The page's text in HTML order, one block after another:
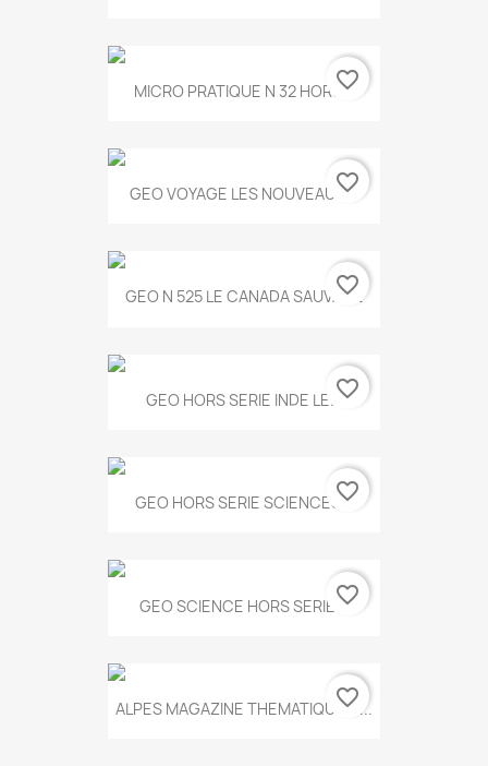
MICRO PRATIQUE N 32 HORS...
favorite_border
GEO VOYAGE LES NOUVEAUX...
favorite_border
GEO N 525 LE CANADA SAUVAGE
favorite_border
GEO HORS SERIE INDE LE...favorite_border
GEO HORS SERIE SCIENCES...
favorite_border
GEO SCIENCE HORS SERIE...favorite_border
ALPES MAGAZINE THEMATIQUE N...
favorite_border